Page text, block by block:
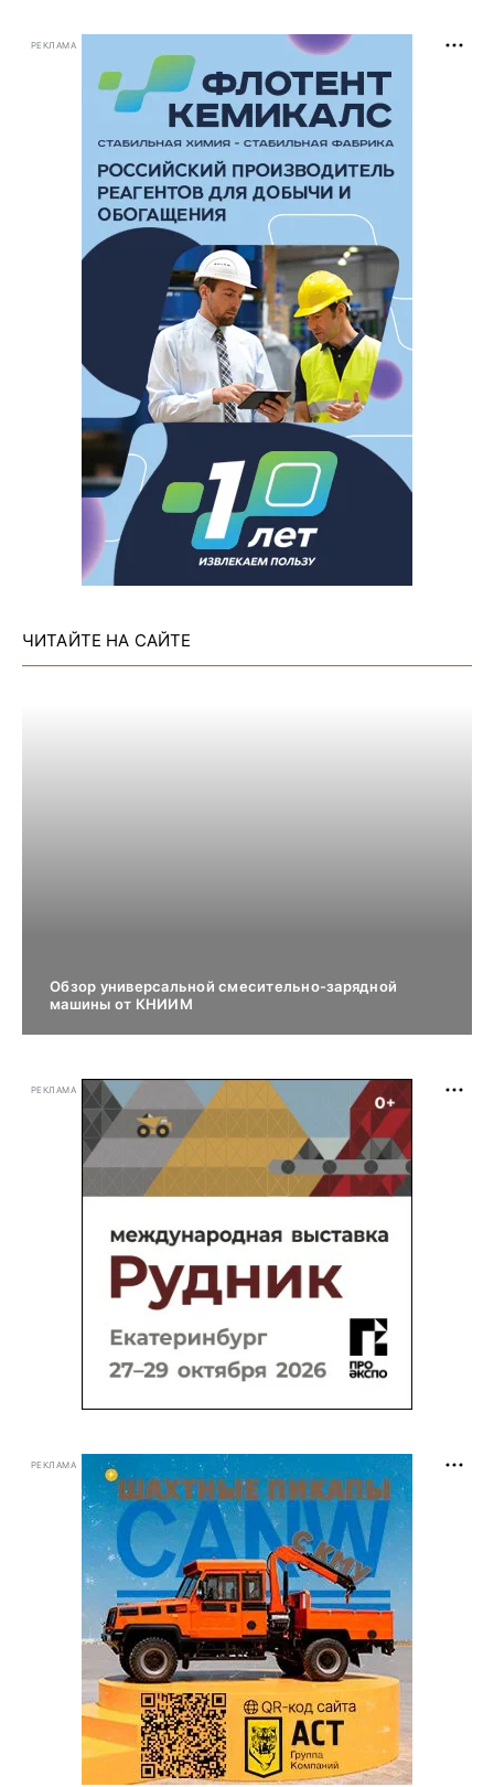
РЕКЛАМА
ЧИТАЙТЕ НА САЙТЕ
Обзор универсальной смесительно-зарядной
машины от КНИИМ
РЕКЛАМА
РЕКЛАМА